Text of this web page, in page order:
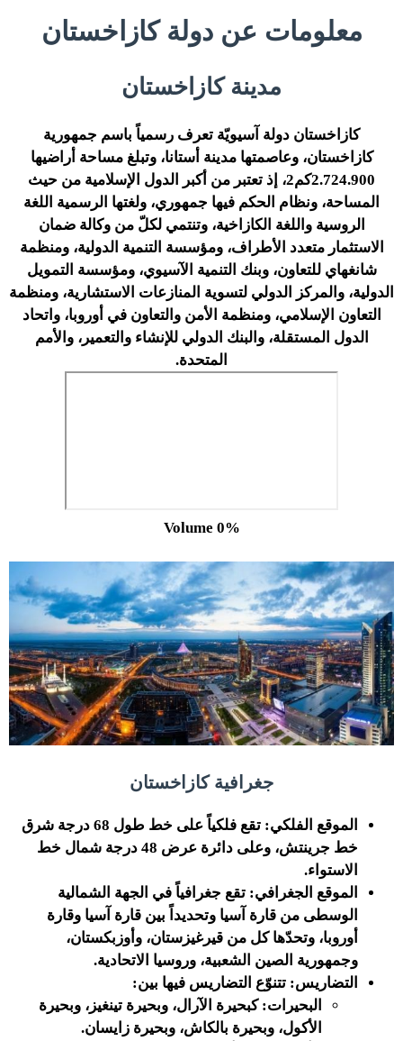
معلومات عن دولة كازاخستان
مدينة كازاخستان
كازاخستان دولة آسيويّة تعرف رسمياً باسم جمهورية
كازاخستان، وعاصمتها مدينة أستانا، وتبلغ مساحة أراضيها
2.724.900كم
2، إذ تعتبر من أكبر الدول الإسلامية من حيث
المساحة، ونظام الحكم فيها جمهوري، ولغتها الرسمية اللغة
الروسية واللغة الكازاخية، وتنتمي لكلّ من وكالة ضمان
الاستثمار متعدد الأطراف، ومؤسسة التنمية الدولية، ومنظمة
شانغهاي للتعاون، وبنك التنمية الآسيوي، ومؤسسة التمويل
الدولية، والمركز الدولي لتسوية المنازعات الاستشارية، ومنظمة
التعاون الإسلامي، ومنظمة الأمن والتعاون في أوروبا، واتحاد
الدول المستقلة، والبنك الدولي للإنشاء والتعمير، والأمم
المتحدة.
Volume 0%
جغرافية كازاخستان
الموقع الفلكي:
تقع فلكياً على خط طول 68 درجة شرق
خط جرينتش، وعلى دائرة عرض 48 درجة شمال خط
الاستواء.
الموقع الجغرافي: تقع جغرافياً في الجهة الشمالية
الوسطى من قارة آسيا وتحديداً بين قارة آسيا وقارة
أوروبا، وتحدّها كل من قيرغيزستان، وأوزبكستان،
وجمهورية الصين الشعبية، وروسيا الاتحادية.
التضاريس: تتنوّع التضاريس فيها بين:
البحيرات: كبحيرة الآرال، وبحيرة تينغيز، وبحيرة
الأكول، وبحيرة بالكاش، وبحيرة زايسان.